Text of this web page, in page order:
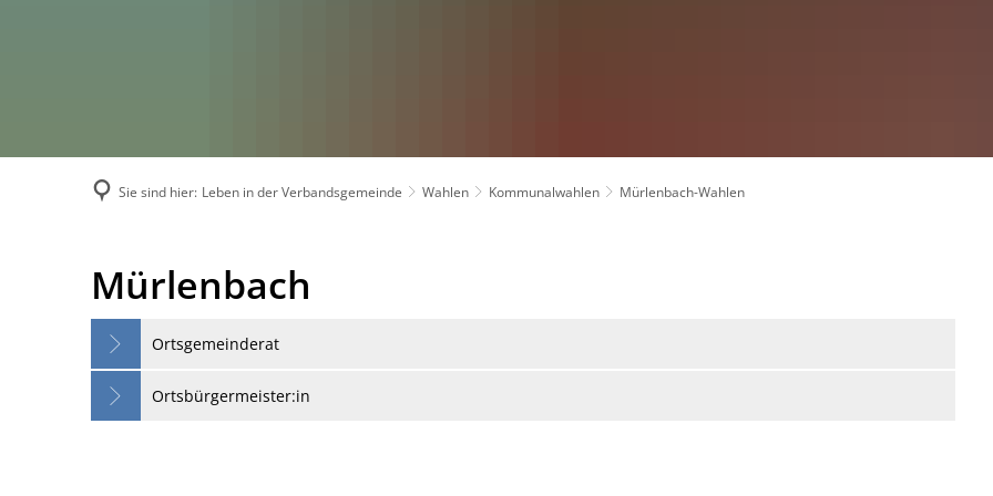
Sie sind hier: Leben in der Verbandsgemeinde Wahlen Kommunalwahlen Mürlenbach-Wahlen
Mürlenbach-
Wahlen
Mürlenbach
Ortsgemeinderat
Ortsbürgermeister:in